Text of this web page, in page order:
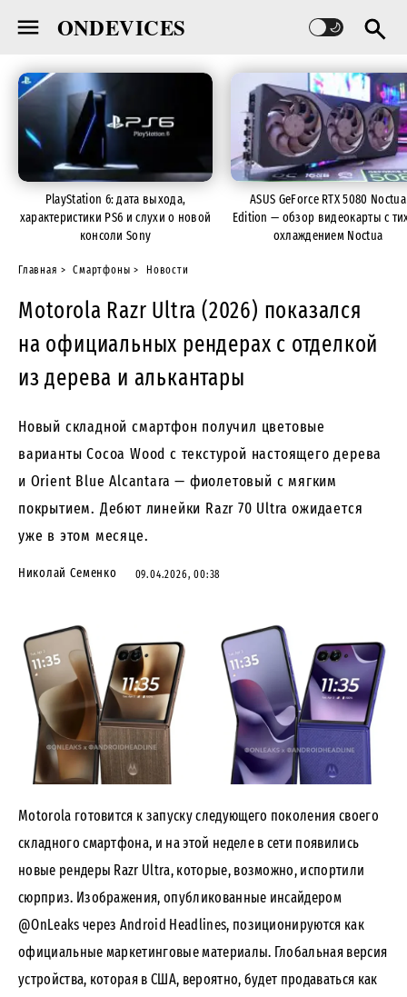
ONDEVICES
PlayStation 6: дата выхода,
характеристики PS6 и слухи о новой
консоли Sony
ASUS GeForce RTX 5080 Noctua
Edition — обзор видеокарты с
охлаждением Noctua
Главная Смартфоны Новости
Motorola Razr Ultra (2026) показался
на официальных рендерах с отделкой
из дерева и алькантары
Новый складной смартфон получил цветовые
варианты Cocoa Wood с текстурой настоящего дерева
и Orient Blue Alcantara — фиолетовый с мягким
покрытием. Дебют линейки Razr 70 Ultra ожидается
уже в этом месяце.
Николай Семенко 09.04.2026, 00:38
Motorola готовится к запуску следующего поколения своего
складного смартфона, и на этой неделе в сети появились
новые рендеры Razr Ultra, которые, возможно, испортили
сюрприз. Изображения, опубликованные инсайдером
@OnLeaks через Android Headlines, позиционируются как
официальные маркетинговые материалы. Глобальная версия
устройства, которая в США, вероятно, будет продаваться как